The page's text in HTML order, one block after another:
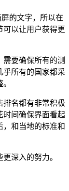
的文字，所以在
可以让用户获得更
要确保所有的测
乎所有的国家都采
排名都有非常积极
时间确保界面看起
，和当地的标准和
深入的努力。